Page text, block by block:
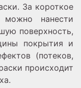
За короткое
нанести
поверхность,
покрытия и
(потеков,
происходит